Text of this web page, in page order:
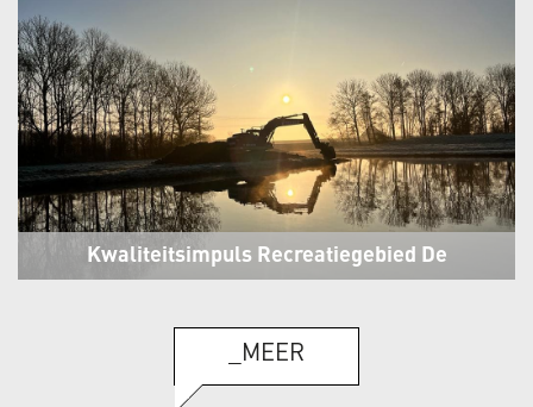
Kwaliteitsimpuls Recreatiegebied De
Berkhout
_MEER